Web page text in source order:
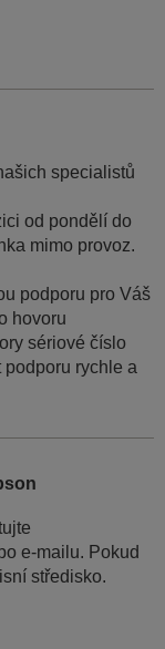
specialistů
od pondělí do
mimo provoz.
podporu pro Váš
hovoru
sériové číslo
podporu rychle a
e-mailu. Pokud
středisko.